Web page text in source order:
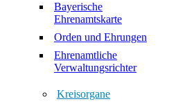
Bayerische
Ehrenamtskarte
Orden und Ehrungen
Ehrenamtliche
Verwaltungsrichter
Kreisorgane